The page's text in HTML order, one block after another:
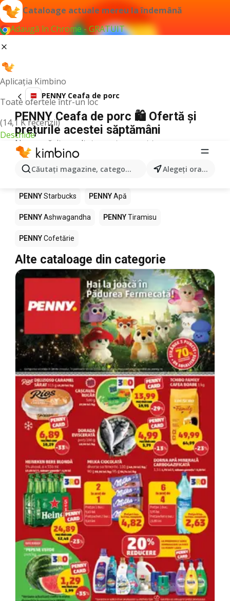
Cataloage actuale mereu la îndemână
Adaugă în Chrome - GRATUIT
Aplicația Kimbino
Toate ofertele într-un loc
(14,1 K recenzii)
Deschide
Căutaţi magazine, categorii, produse... Alegeţi oraşul
PENNY Ceafa de porc
PENNY Ceafa de porc 🛍️ Ofertă și
prețurile acestei săptămâni
Nu am găsit rezultate pentru acest termen.
Alte produse în magazine PENNY
PENNY Pizza PENNY Mango LEGO
PENNYStarbucks PENNYApă
PENNYAshwagandha PENNYTiramisu
PENNYCofetărie
Alte cataloage din categorie